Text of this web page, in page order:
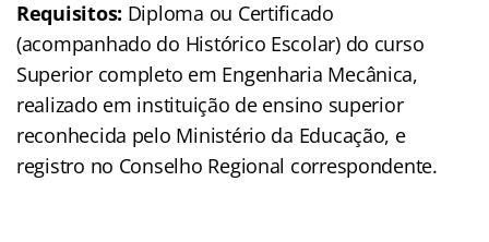
Requisitos: Diploma ou Certificado
(acompanhado do Histórico Escolar) do curso
Superior completo em Engenharia Mecânica,
realizado em instituição de ensino superior
reconhecida pelo Ministério da Educação, e
registro no Conselho Regional correspondente.